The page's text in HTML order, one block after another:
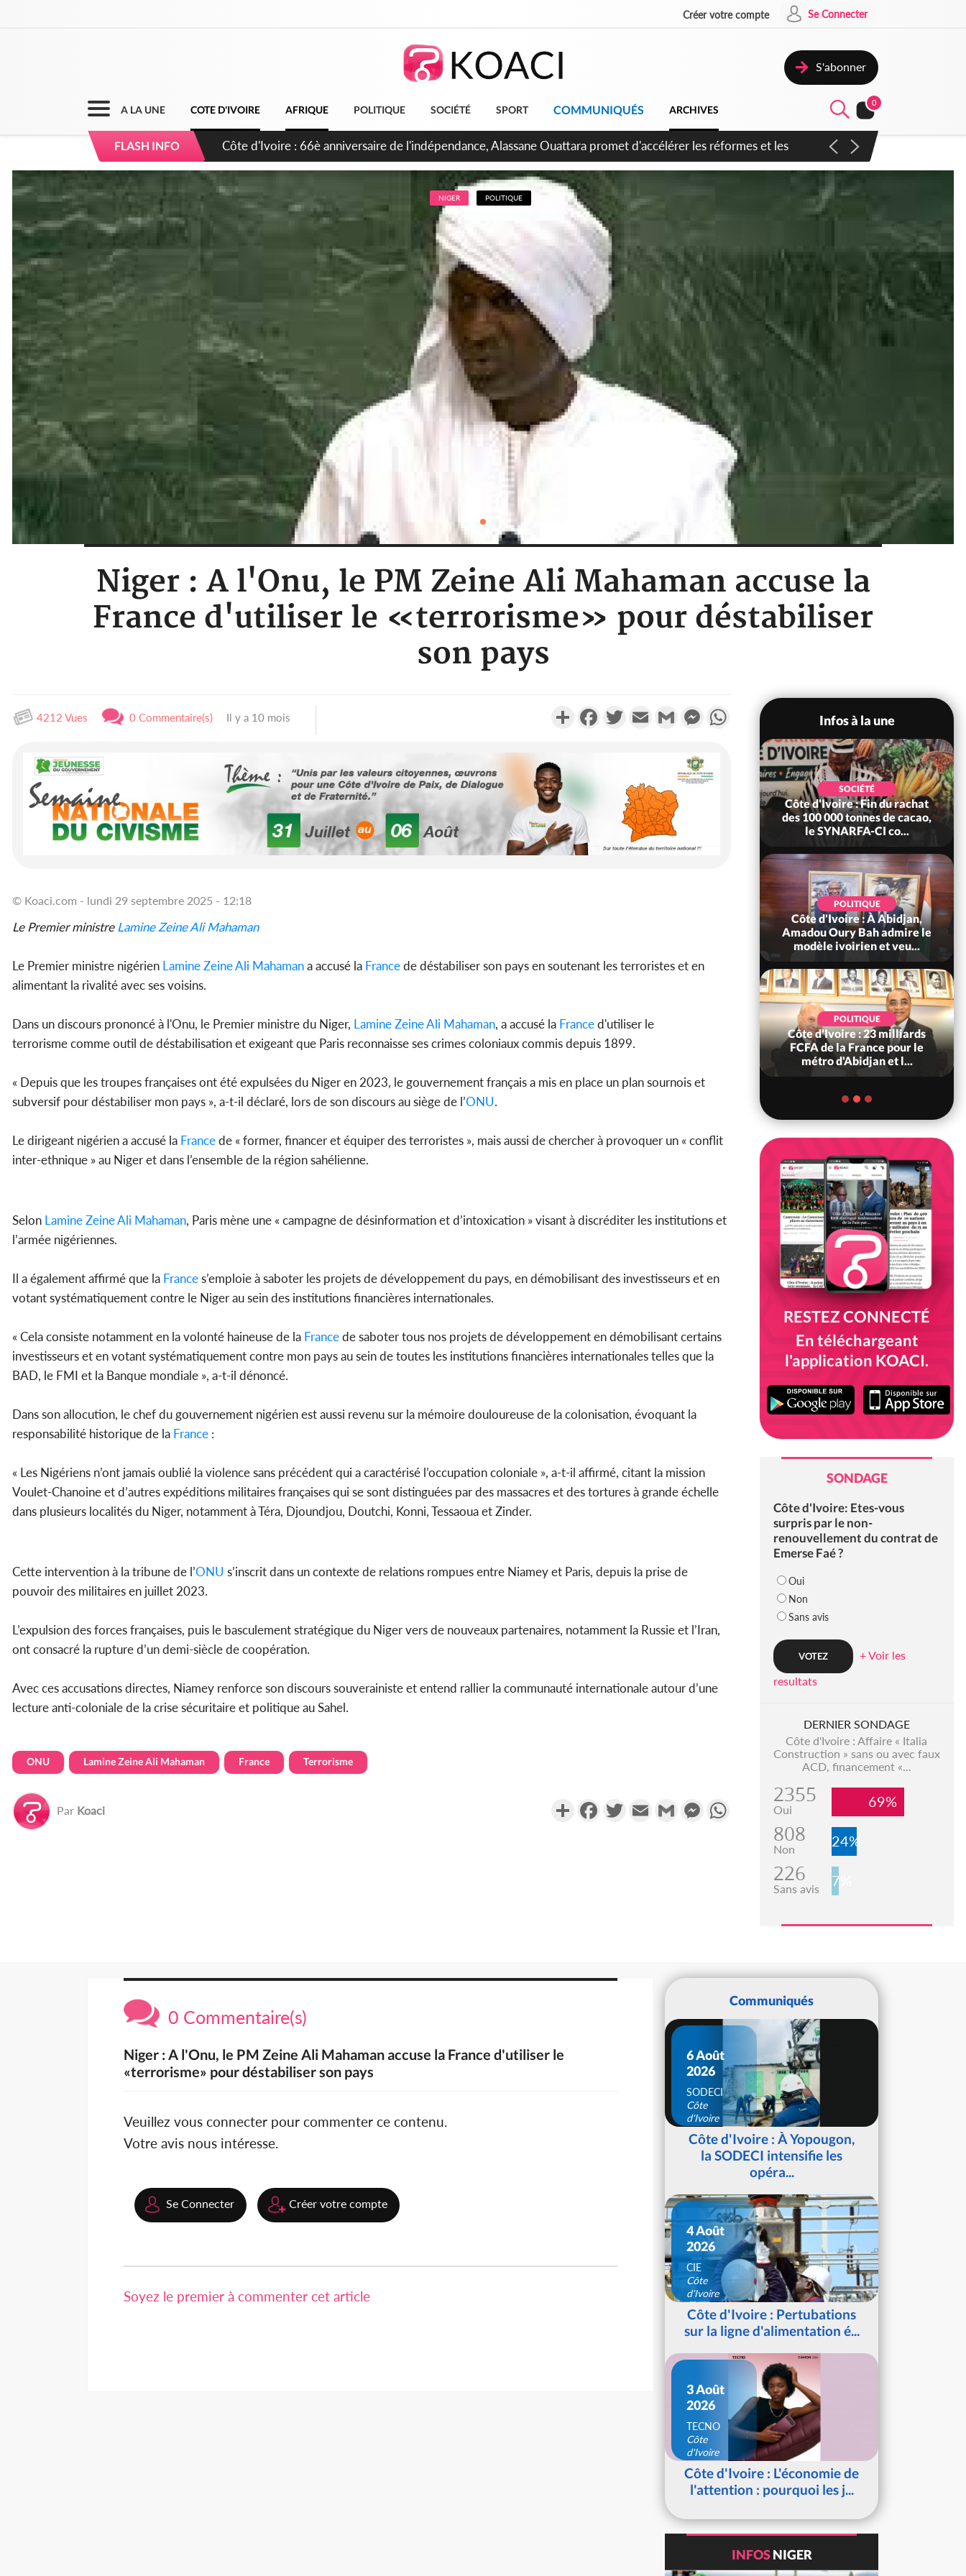
Créer votre compte Se Connecter
S'abonner
A LA UNE COTE D'IVOIRE AFRIQUE POLITIQUE SOCIÉTÉ SPORT COMMUNIQUÉS ARCHIVES
0
FLASH INFO
Côte d'Ivoire : À Abidjan, Amadou Oury Bah admire le modèle ivoirien et veut s'en inspirer pour accélérer le
développement de la Guinée
NIGER POLITIQUE
Niger : A l'Onu, le PM Zeine Ali Mahaman accuse la
France d'utiliser le «terrorisme» pour déstabiliser
son pays
4212 Vues 0 Commentaire(s) Il y a 10 mois PartagerFacebookTwitterEmail Gmail MessengerWhatsApp
© Koaci.com - lundi 29 septembre 2025 - 12:18
Le Premier ministre Lamine Zeine Ali Mahaman
Le Premier ministre nigérien Lamine Zeine Ali Mahamana accusé la Francede déstabiliser son pays en soutenant les terroristes et en
alimentant la rivalité avec ses voisins.
Dans un discours prononcé à l'Onu, le Premier ministre du Niger, Lamine Zeine Ali Mahaman, a accusé la Franced'utiliser le
terrorisme comme outil de déstabilisation et exigeant que Paris reconnaisse ses crimes coloniaux commis depuis 1899.
« Depuis que les troupes françaises ont été expulsées du Niger en 2023, le gouvernement français a mis en place un plan sournois et
subversif pour déstabiliser mon pays », a-t-il déclaré, lors de son discours au siège de l’ONU.
Le dirigeant nigérien a accusé la Francede « former, financer et équiper des terroristes », mais aussi de chercher à provoquer un « conflit
inter-ethnique » au Niger et dans l’ensemble de la région sahélienne.
Selon Lamine Zeine Ali Mahaman, Paris mène une « campagne de désinformation et d’intoxication » visant à discréditer les institutions et
l’armée nigériennes.
Il a également affirmé que la Frances’emploie à saboter les projets de développement du pays, en démobilisant des investisseurs et en
votant systématiquement contre le Niger au sein des institutions financières internationales.
« Cela consiste notamment en la volonté haineuse de la Francede saboter tous nos projets de développement en démobilisant certains
investisseurs et en votant systématiquement contre mon pays au sein de toutes les institutions financières internationales telles que la
BAD, le FMI et la Banque mondiale », a-t-il dénoncé.
Dans son allocution, le chef du gouvernement nigérien est aussi revenu sur la mémoire douloureuse de la colonisation, évoquant la
responsabilité historique de la France :
« Les Nigériens n’ont jamais oublié la violence sans précédent qui a caractérisé l’occupation coloniale », a-t-il affirmé, citant la mission
Voulet-Chanoine et d’autres expéditions militaires françaises qui se sont distinguées par des massacres et des tortures à grande échelle
dans plusieurs localités du Niger, notamment à Téra, Djoundjou, Doutchi, Konni, Tessaoua et Zinder.
Cette intervention à la tribune de l’ONU s’inscrit dans un contexte de relations rompues entre Niamey et Paris, depuis la prise de
pouvoir des militaires en juillet 2023.
L’expulsion des forces françaises, puis le basculement stratégique du Niger vers de nouveaux partenaires, notamment la Russie et l’Iran,
ont consacré la rupture d’un demi-siècle de coopération.
Avec ces accusations directes, Niamey renforce son discours souverainiste et entend rallier la communauté internationale autour d’une
lecture anti-coloniale de la crise sécuritaire et politique au Sahel.
ONU Lamine Zeine Ali Mahaman France Terrorisme
Par Koaci PartagerFacebookTwitterEmail Gmail MessengerWhatsApp
Infos à la une
POLITIQUE
Côte d'Ivoire : Fête nationale,
Alassane Ouattara accorde
la grâce à 4 661...
POLITIQUE
Côte d'Ivoire : Décrispation ?
Mamadou Traoré ex
SOCIÉTÉ
Côte d'Ivoire : Fin du rachat
des 100 000 tonnes de cacao,
le SYNARFA-CI co...
POLITIQUE
Côte d'Ivoire : À Abidjan,
Amadou Oury Bah admire le
modèle ivoirien et veu...
POLITIQUE
Côte d'Ivoire : 23 milliards
FCFA de la France pour le
métro d'Abidjan et l...
RESTEZ CONNECTÉ
En téléchargeant
l'application KOACI.
SONDAGE
Côte d'Ivoire: Etes-vous
surpris par le non-
renouvellement du contrat de
Emerse Faé ?
Oui
Non
Sans avis
+ Voir les
resultats
DERNIER SONDAGE
Côte d'Ivoire : Affaire « Italia
Construction » sans ou avec faux
ACD, financement «...
2355
Oui 69%
808
Non 24%
226
Sans avis 7%
0 Commentaire(s)
Niger : A l'Onu, le PM Zeine Ali Mahaman accuse la France d'utiliser le
«terrorisme» pour déstabiliser son pays
Veuillez vous connecter pour commenter ce contenu.
Votre avis nous intéresse.
Se Connecter Créer votre compte
Soyez le premier à commenter cet article
Communiqués
6 Août
2026
SODECI
Côte
d'Ivoire
Côte d'Ivoire : À Yopougon,
la SODECI intensifie les
opéra...
4 Août
2026
CIE
Côte
d'Ivoire
Côte d'Ivoire : Pertubations
sur la ligne d'alimentation é...
3 Août
2026
TECNO
Côte
d'Ivoire
Côte d'Ivoire : L'économie de
l'attention : pourquoi les j...
INFOSNIGER